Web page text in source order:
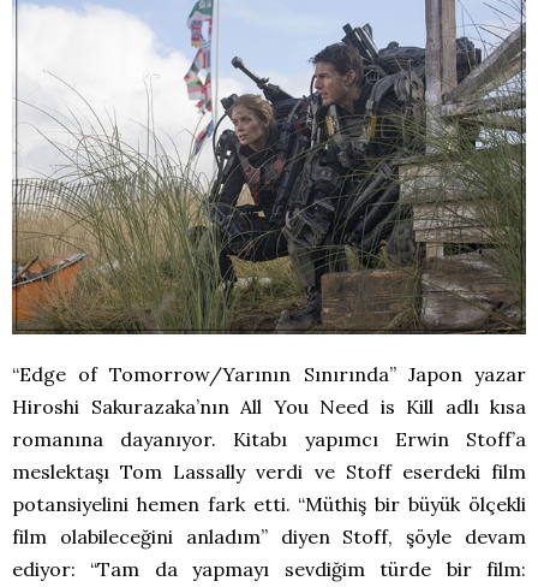
“Edge of Tomorrow/Yarının Sınırında” Japon yazar
Hiroshi Sakurazaka’nın All You Need is Kill adlı kısa
romanına dayanıyor. Kitabı yapımcı Erwin Stoff’a
meslektaşı Tom Lassally verdi ve Stoff eserdeki film
potansiyelini hemen fark etti. “Müthiş bir büyük ölçekli
film olabileceğini anladım” diyen Stoff, şöyle devam
ediyor: “Tam da yapmayı sevdiğim türde bir film: